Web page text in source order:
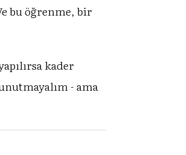
bu öğrenme, bir
kader
- ama